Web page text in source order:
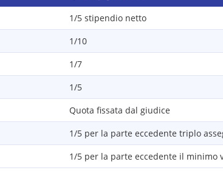
1/5 stipendio netto
1/10
1/7
1/5
Quota fissata dal giudice
1/5 per la parte eccedente triplo
1/5 per la parte eccedente il minimo